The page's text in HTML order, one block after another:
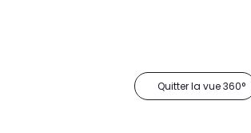
Quitter la vue 360°